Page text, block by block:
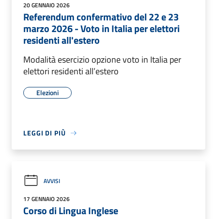
20 GENNAIO 2026
Referendum confermativo del 22 e 23
marzo 2026 - Voto in Italia per elettori
residenti all'estero
Modalità esercizio opzione voto in Italia per
elettori residenti all’estero
Elezioni
LEGGI DI PIÙ
AVVISI
17 GENNAIO 2026
Corso di Lingua Inglese